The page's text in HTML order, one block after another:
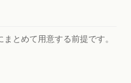
とめて用意する前提です。